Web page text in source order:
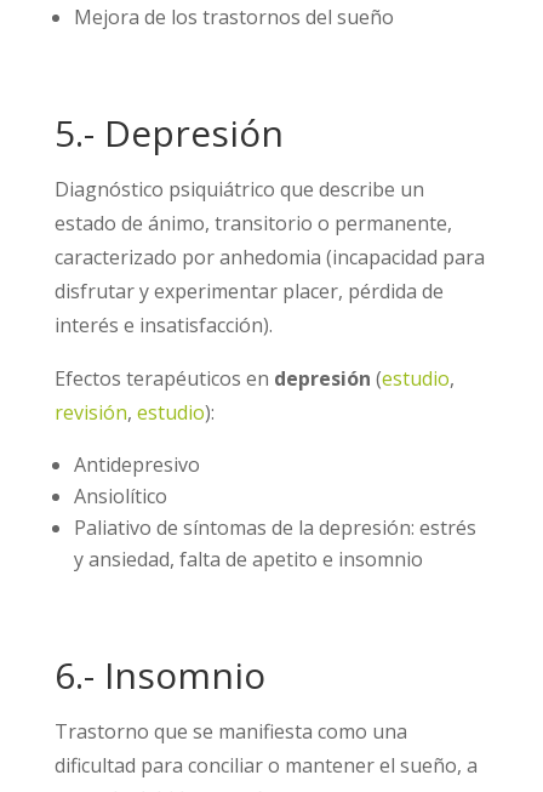
Mejora de los trastornos del sueño
5.- Depresión
Diagnóstico psiquiátrico que describe un
estado de ánimo, transitorio o permanente,
caracterizado por anhedomia (incapacidad para
disfrutar y experimentar placer, pérdida de
interés e insatisfacción).
Efectos terapéuticos en depresión (estudio,
revisión, estudio):
Antidepresivo
Ansiolítico
Paliativo de síntomas de la depresión: estrés
y ansiedad, falta de apetito e insomnio
6.- Insomnio
Trastorno que se manifiesta como una
dificultad para conciliar o mantener el sueño, a